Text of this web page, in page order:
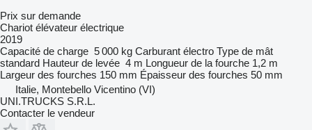
Prix sur demande
Chariot élévateur électrique
2019
Capacité de charge 5 000 kg Carburant électro Type de mât
standard Hauteur de levée 4 m Longueur de la fourche 1,2 m
Largeur des fourches 150 mm Épaisseur des fourches 50 mm
Italie, Montebello Vicentino (VI)
UNI.TRUCKS S.R.L.
Contacter le vendeur